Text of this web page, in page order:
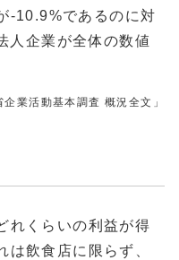
-10.9%であるのに対
人企業が全体の数値
業活動基本調査 概況全文」
れくらいの利益が得
は飲食店に限らず、